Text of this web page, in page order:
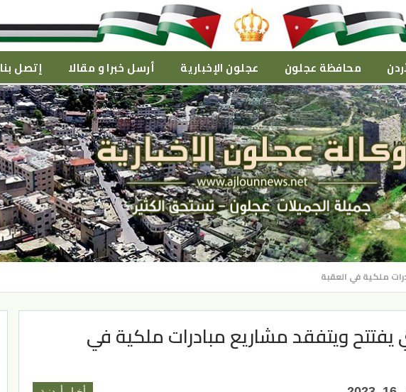
محافظة عجلون عجلون الإخبارية أرسل خبرا و مقالا إتصل بنا
ملكية في العقبة
ويتفقد مشاريع مبادرات ملكية في